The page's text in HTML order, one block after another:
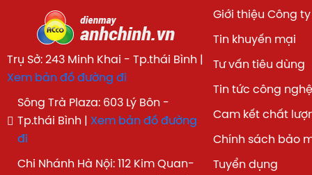
Trụ Sở: 243 Minh Khai - Tp.thái Bình |
Xem bản đồ đường đi
Sông Trà Plaza: 603 Lý Bôn -
Tp.thái Bình | Xem bản đồ đường
đi
Chi Nhánh Hà Nội: 112 Kim Quan-
Giới thiệu Công ty
Tin khuyến mại
Tư vấn tiêu dùng
Tin tức công nghệ
Cam kết chất
Chính sách bảo
Tuyển dụng